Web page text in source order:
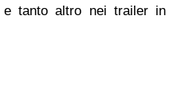
tanto altro nei trailer in